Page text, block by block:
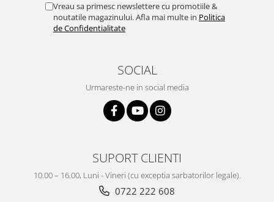
Vreau sa primesc newslettere cu promotiile &
noutatile magazinului. Afla mai multe in Politica
de Confidentialitate
SOCIAL
Urmareste-ne in social media
SUPORT CLIENTI
10.00 – 16.00, Luni - Vineri (cu exceptia sarbatorilor legale).
0722 222 608